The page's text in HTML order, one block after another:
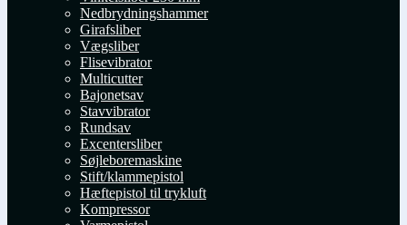
Nedbrydningshammer
Girafsliber
Vægsliber
Flisevibrator
Multicutter
Bajonetsav
Stavvibrator
Rundsav
Excentersliber
Søjleboremaskine
Stift/klammepistol
Hæftepistol til trykluft
Kompressor